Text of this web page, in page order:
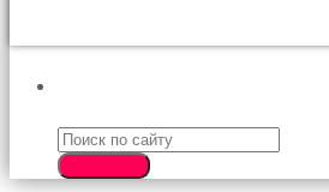
bakmaktan
konsantre
olamıyordum